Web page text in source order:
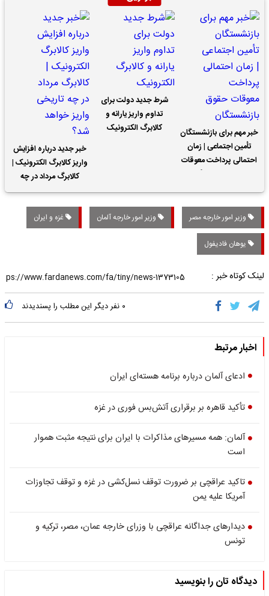
خبر مهم برای بازنشستگان
تأمین اجتماعی | زمان
احتمالی پرداخت معوقات
شرط جدید دولت برای
تداوم واریز یارانه و
کالابرگ الکترونیک
خبر جدید درباره افزایش
واریز کالابرگ الکترونیک |
کالابرگ مرداد در چه
تاریخی واریز خواهد شد؟
وزیر امور خارجه مصر وزیر امور خارجه آلمان غزه و ایران
یوهان فادیفول
لینک کوتاه خبر :
۰ نفر دیگر این مطلب را پسندیدند
اخبار مرتبط
ادعای آلمان درباره برنامه هسته‌ای ایران
تأکید قاهره بر برقراری آتش‌بس فوری در غزه
آلمان: همه مسیرهای مذاکرات با ایران برای نتیجه مثبت هموار
است
تاکید عراقچی بر ضرورت توقف نسل‌کشی در غزه و توقف تجاوزات
آمریکا علیه یمن
دیدارهای جداگانه عراقچی با وزرای خارجه عمان، مصر، ترکیه و
تونس
دیدگاه تان را بنویسید